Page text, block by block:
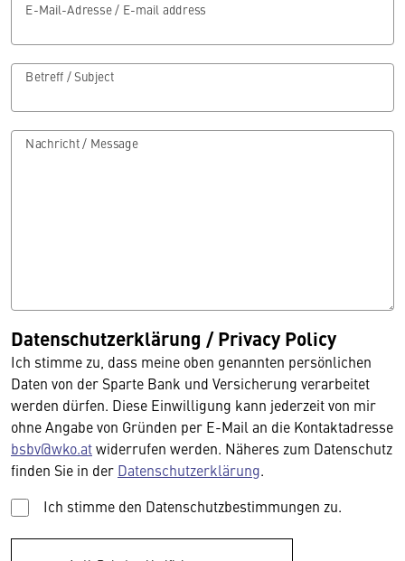
E-Mail-Adresse / E-mail address
Betreff / Subject
Nachricht / Message
Datenschutzerklärung / Privacy Policy
Ich stimme zu, dass meine oben genannten persönlichen
Daten von der Sparte Bank und Versicherung verarbeitet
werden dürfen. Diese Einwilligung kann jederzeit von mir
ohne Angabe von Gründen per E-Mail an die Kontaktadresse
bsbv@wko.atwiderrufen werden. Näheres zum Datenschutz
finden Sie in der Datenschutzerklärung.
Ich stimme den Datenschutzbestimmungen zu.